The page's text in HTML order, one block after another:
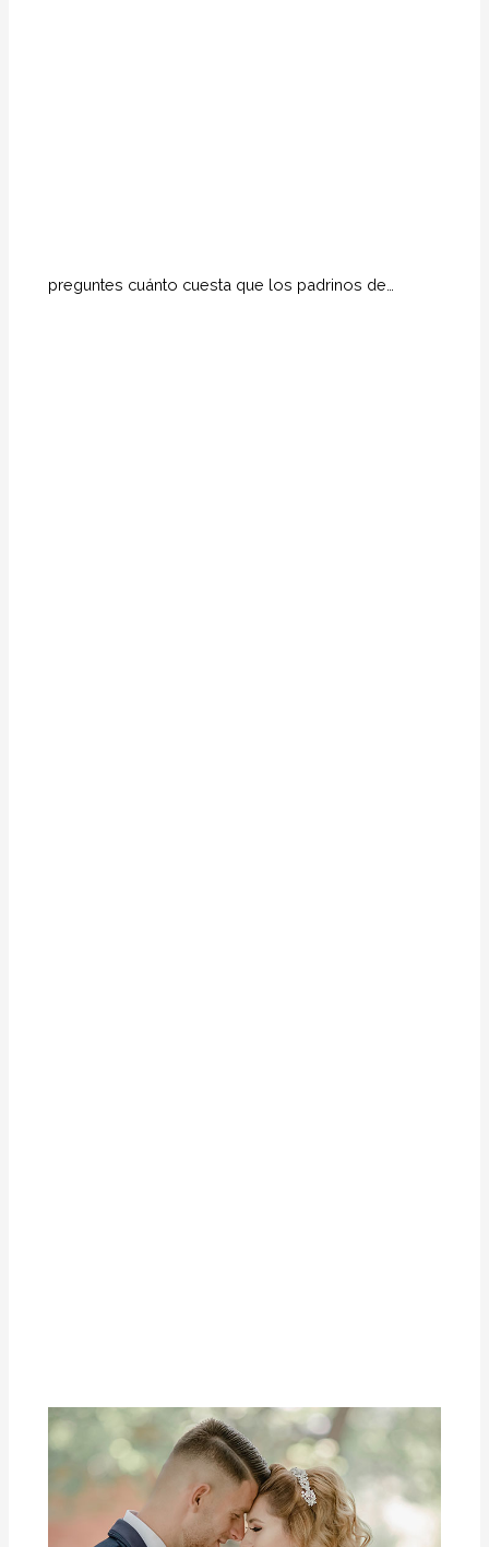
preguntes cuánto cuesta que los padrinos de…